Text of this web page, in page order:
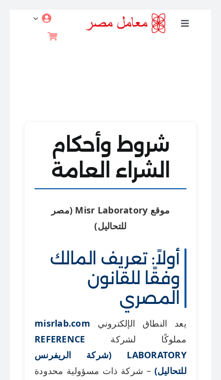
تخطي
Toggle
الصحة والعافية
اختبارات الوقاية
علم الوراثة والأورام
شروط وأحكام
الشراء العامة
موقع Misr Laboratory (مصر
للتحاليل)
أولاً: تعريف المالك
وفقًا للقانون
المصري
يعد النطاق الإلكتروني misrlab.com
مملوكًا لشركة REFERENCE
LABORATORY (شركة الريفرنس
للتحاليل) – شركة ذات مسؤولية محدودة